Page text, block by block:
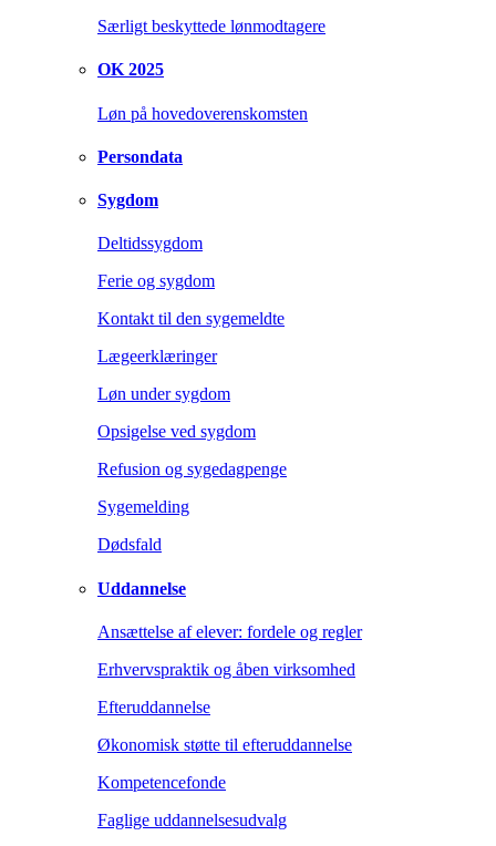
Særligt beskyttede lønmodtagere
OK 2025
Løn på hovedoverenskomsten
Persondata
Sygdom
Deltidssygdom
Ferie og sygdom
Kontakt til den sygemeldte
Lægeerklæringer
Løn under sygdom
Opsigelse ved sygdom
Refusion og sygedagpenge
Sygemelding
Dødsfald
Uddannelse
Ansættelse af elever: fordele og regler
Erhvervspraktik og åben virksomhed
Efteruddannelse
Økonomisk støtte til efteruddannelse
Kompetencefonde
Faglige uddannelsesudvalg